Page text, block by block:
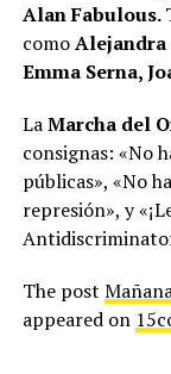
Alan Fabulous.
comoAlejandra
Emma Serna,
LaMarcha del
consignas: «No
públicas», «No
represión», y
The post
appeared on